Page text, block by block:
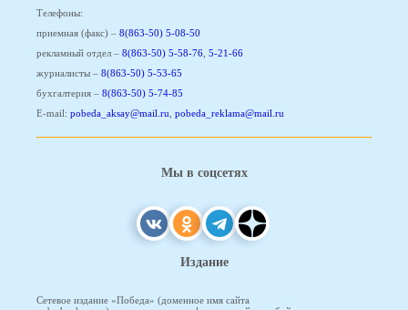
Телефоны:
приемная (факс) – 8(863-50) 5-08-50
рекламный отдел – 8(863-50) 5-58-76, 5-21-66
журналисты – 8(863-50) 5-53-65
бухгалтерия – 8(863-50) 5-74-85
E-mail: pobeda_aksay@mail.ru, pobeda_reklama@mail.ru
Мы в соцсетях
Издание
Сетевое издание «Победа» (доменное имя сайта